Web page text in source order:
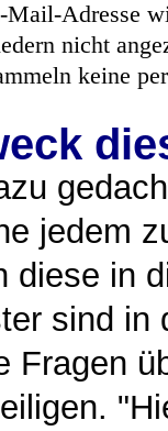
Mail-Adresse
nicht
keine
jedem
diese in
sind in
Fragen